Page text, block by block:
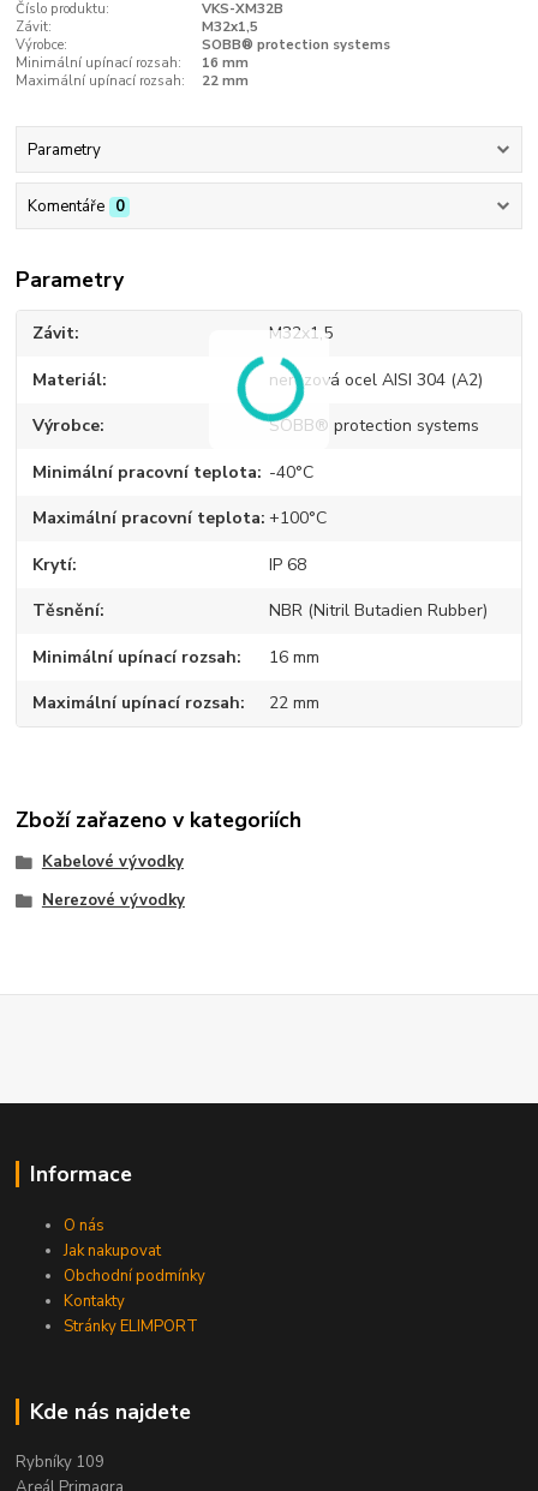
Číslo produktu:
VKS-XM32B
Závit:
M32x1,5
Výrobce:
SOBB® protection systems
Minimální upínací rozsah:
16 mm
Maximální upínací rozsah:
22 mm
Parametry
Komentáře 0
Parametry
Závit M32x1,5
Materiál nerezová ocel AISI 304 (A2)
Výrobce SOBB® protection systems
Minimální pracovní teplota -40°C
Maximální pracovní teplota +100°C
Krytí IP 68
Těsnění NBR (Nitril Butadien Rubber)
Minimální upínací rozsah 16 mm
Maximální upínací rozsah 22 mm
Zboží zařazeno v kategoriích
Kabelové vývodky
Nerezové vývodky
Informace
O nás
Jak nakupovat
Obchodní podmínky
Kontakty
Stránky ELIMPORT
Kde nás najdete
Rybníky 109